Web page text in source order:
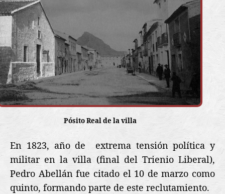
Pósito Real de la villa
En 1823, año de
extrema tensión política y
militar en la villa (final del Trienio Liberal),
Pedro Abellán fue citado el 10 de marzo como
quinto, formando parte de este reclutamiento.